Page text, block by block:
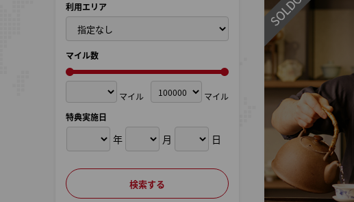
利用エリア
マイル数
マイル
マイル
特典実施日
年 月 日